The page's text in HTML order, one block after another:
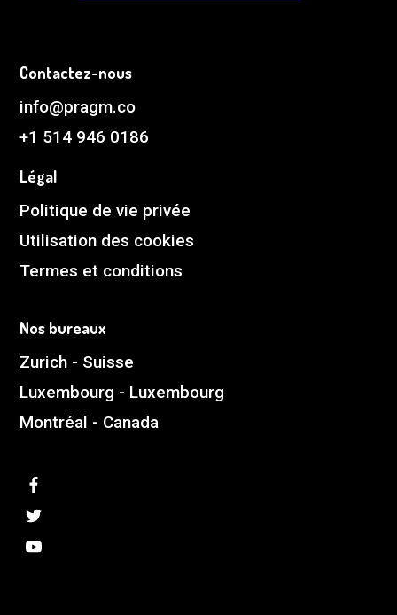
Contactez-nous
info@pragm.co
+1 514 946 0186
Légal
Politique de vie privée
Utilisation des cookies
Termes et conditions
Nos bureaux
Zurich - Suisse
Luxembourg - Luxembourg
Montréal - Canada